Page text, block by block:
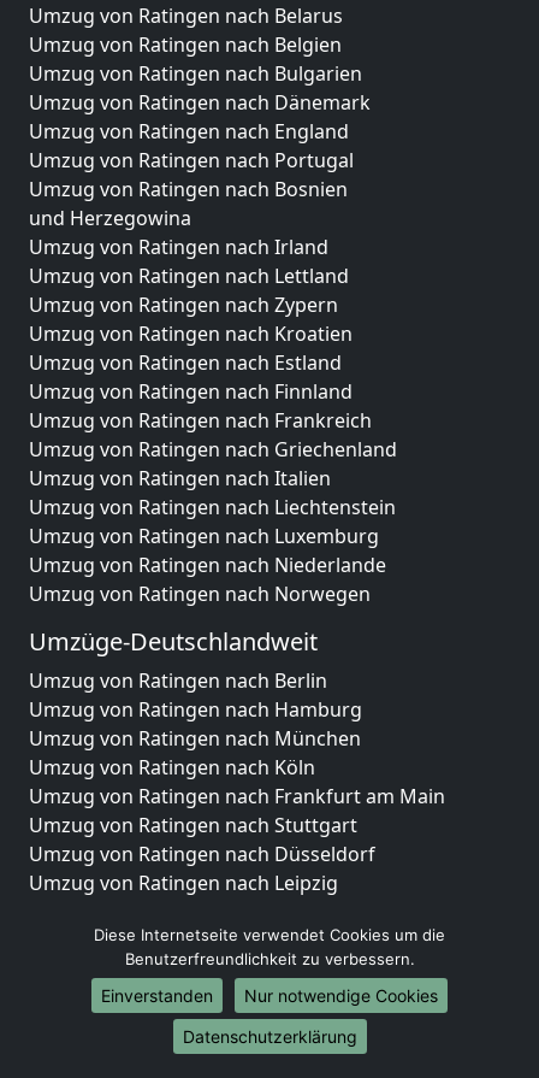
Umzug von Ratingen nach Belarus
Umzug von Ratingen nach Belgien
Umzug von Ratingen nach Bulgarien
Umzug von Ratingen nach Dänemark
Umzug von Ratingen nach England
Umzug von Ratingen nach Portugal
Umzug von Ratingen nach Bosnien
und Herzegowina
Umzug von Ratingen nach Irland
Umzug von Ratingen nach Lettland
Umzug von Ratingen nach Zypern
Umzug von Ratingen nach Kroatien
Umzug von Ratingen nach Estland
Umzug von Ratingen nach Finnland
Umzug von Ratingen nach Frankreich
Umzug von Ratingen nach Griechenland
Umzug von Ratingen nach Italien
Umzug von Ratingen nach Liechtenstein
Umzug von Ratingen nach Luxemburg
Umzug von Ratingen nach Niederlande
Umzug von Ratingen nach Norwegen
Umzüge-Deutschlandweit
Umzug von Ratingen nach Berlin
Umzug von Ratingen nach Hamburg
Umzug von Ratingen nach München
Umzug von Ratingen nach Köln
Umzug von Ratingen nach Frankfurt am Main
Umzug von Ratingen nach Stuttgart
Umzug von Ratingen nach Düsseldorf
Umzug von Ratingen nach Leipzig
Umzug von Ratingen nach Essen
Umzug von Ratingen nach Bremen
Umzug von Ratingen nach Dresden
Umzug von Ratingen nach Hannover
Umzug von Ratingen nach Nürnberg
Diese Internetseite verwendet Cookies um die
Benutzerfreundlichkeit zu verbessern.
Einverstanden
Nur notwendige Cookies
Datenschutzerklärung